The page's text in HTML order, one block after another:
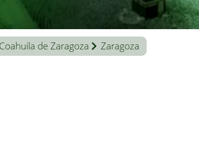
de Zaragoza Zaragoza